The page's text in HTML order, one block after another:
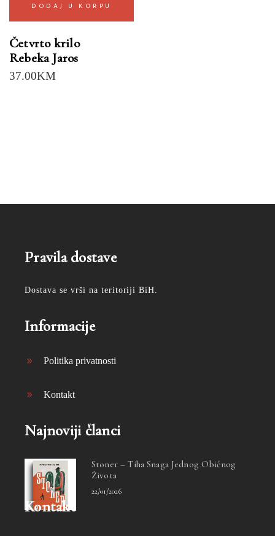
DODAJ U KORPU
Četvrto krilo
Rebeka Jaros
37.00KM
Pravila dostave
Dostava se vrši na teritoriji BiH.
Informacije
Politika privatnosti
Kontakt
Najnoviji članci
Stoner – Tiha Snaga Jednog Običnog
Života
22/01/2026
Kontakt